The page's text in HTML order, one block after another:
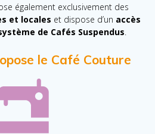
également exclusivement des
et locales et dispose d’un accès
de Cafés Suspendus.
le Café Couture